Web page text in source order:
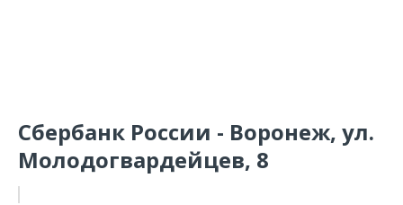
Сбербанк России - Воронеж, ул.
Молодогвардейцев, 8